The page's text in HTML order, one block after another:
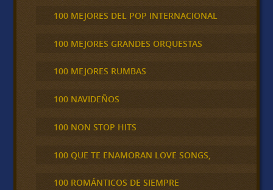
100 MEJORES DEL POP INTERNACIONAL
100 MEJORES GRANDES ORQUESTAS
100 MEJORES RUMBAS
100 NAVIDEÑOS
100 NON STOP HITS
100 QUE TE ENAMORAN LOVE SONGS,
100 ROMÁNTICOS DE SIEMPRE